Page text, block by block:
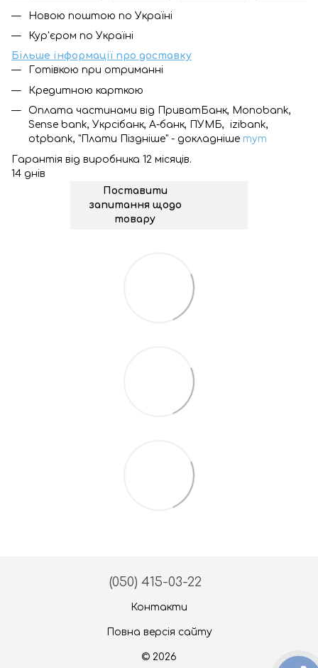
Новою поштою по Україні
Кур'єром по Україні
Більше інформації про доставку
Готівкою при отриманні
Кредитною карткою
Оплата частинами від ПриватБанк, Monobank,
Sense bank, Укрсібанк, А-банк, ПУМБ, izibank,
otpbank, "Плати Піздніше" - докладніше тут
Гарантія від виробника 12 місяців.
14 днів
Поставити
запитання щодо
товару
(050) 415-03-22
Контакти
Повна версія сайту
© 2026